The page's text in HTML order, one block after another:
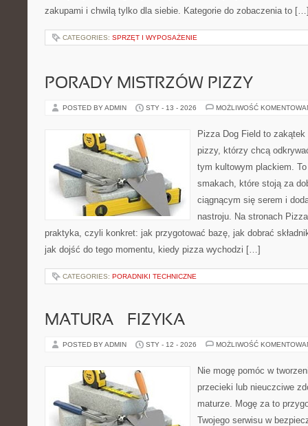
zakupami i chwilą tylko dla siebie. Kategorie do zobaczenia to
CATEGORIES: SPRZĘT I WYPOSAŻENIE
PORADY MISTRZÓW PIZZY
POSTED BY ADMIN STY - 13 - 2026 MOŻLIWOŚĆ
Pizza Dog Field to zakątek
pizzy, którzy chcą
tym kultowym plackiem.
smakach, które stoją za
ciągnącym się serem i
nastroju. Na stronach
praktyka, czyli konkret: jak przygotować bazę, jak dobrać
jak dojść do tego momentu, kiedy pizza wychodzi […]
CATEGORIES: PORADNIKI TECHNICZNE
MATURA – FIZYKA
POSTED BY ADMIN STY - 12 - 2026 MOŻLIWOŚĆ
Nie mogę pomóc w
przecieki lub nieuczciwe
maturze. Mogę za to
Twojego serwisu w